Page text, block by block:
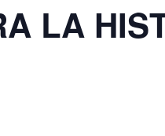
LA